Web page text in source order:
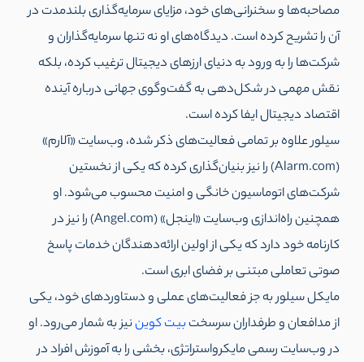
مصاحبه‌ها و سخنرانی‌های خود، مزایای سرمایه‌گذاری بلندمدت در
آن را تشریح کرده است. دیدگاه‌های او نه تنها سرمایه‌گذاران و
شرکت‌ها را به ورود به دنیای ارزهای دیجیتال ترغیب کرده، بلکه
نقش مهمی در شکل‌دهی به گفت‌وگوی جهانی درباره آینده
اقتصاد دیجیتال ایفا کرده است.
سیلور علاوه بر تمامی فعالیت‌های ذکر شده، وب‌سایت «آلارم»
(Alarm.com) را نیز بنیان‌گذاری کرده که یکی از نخستین
شرکت‌های اتوماسیون خانگی و امنیت محسوب می‌شود. او
همچنین راه‌اندازی وب‌سایت «اینجل» (Angel.com) را نیز در
کارنامه خود دارد که یکی از اولین ارائه‌دهندگان خدمات پاسخ
صوتی تعاملی مبتنی بر فضای ابری است.
مایکل سیلور به جز فعالیت‌های عملی و دستاوردهای خود، یکی
از مدافعان و طرفداران سرسختبیت کویننیز به شمار می‌رود. او
در وب‌سایت رسمی مایکرواستراتژی، بخشی را به آموزش افراد در